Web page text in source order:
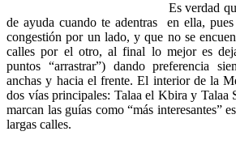
Es verdad
de ayuda cuando te adentras en ella,
congestión por un lado, y que no se
calles por el otro, al final lo mejor es
puntos “arrastrar”) dando preferencia
anchas y hacia el frente. El interior de la
dos vías principales: Talaa el Kbira y Talaa
marcan las guías como “más interesantes”
largas calles.